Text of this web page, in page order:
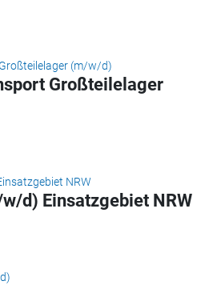
Großteilelager
d) Einsatzgebiet NRW